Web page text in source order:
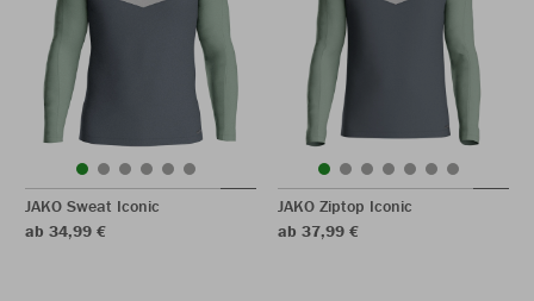
JAKO Sweat Iconic
ab 34,99 €
JAKO Ziptop Iconic
ab 37,99 €